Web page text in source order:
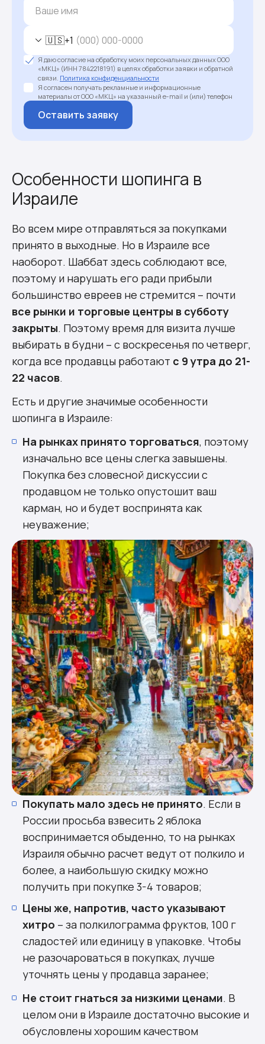
🇺🇸+1
Я даю согласие на обработку моих персональных данных ООО
«МКЦ» (ИНН 7842218191) в целях обработки заявки и обратной
связи. Политика конфиденциальности
Я согласен получать рекламные и информационные
материалы от ООО «МКЦ» на указанный e-mail и (или) телефон
Оставить заявку
Особенности шопинга в
Израиле
Во всем мире отправляться за покупками
принято в выходные. Но в Израиле все
наоборот. Шаббат здесь соблюдают все,
поэтому и нарушать его ради прибыли
большинство евреев не стремится – почти
все рынки и торговые центры в субботу
закрыты. Поэтому время для визита лучше
выбирать в будни – с воскресенья по четверг,
когда все продавцы работают с 9 утра до 21-
22 часов.
Есть и другие значимые особенности
шопинга в Израиле:
На рынках принято торговаться, поэтому
изначально все цены слегка завышены.
Покупка без словесной дискуссии с
продавцом не только опустошит ваш
карман, но и будет воспринята как
неуважение;
Покупать мало здесь не принято. Если в
России просьба взвесить 2 яблока
воспринимается обыденно, то на рынках
Израиля обычно расчет ведут от полкило и
более, а наибольшую скидку можно
получить при покупке 3-4 товаров;
Цены же, напротив, часто указывают
хитро – за полкилограмма фруктов, 100 г
сладостей или единицу в упаковке. Чтобы
не разочароваться в покупках, лучше
уточнять цены у продавца заранее;
Не стоит гнаться за низкими ценами. В
целом они в Израиле достаточно высокие и
обусловлены хорошим качеством